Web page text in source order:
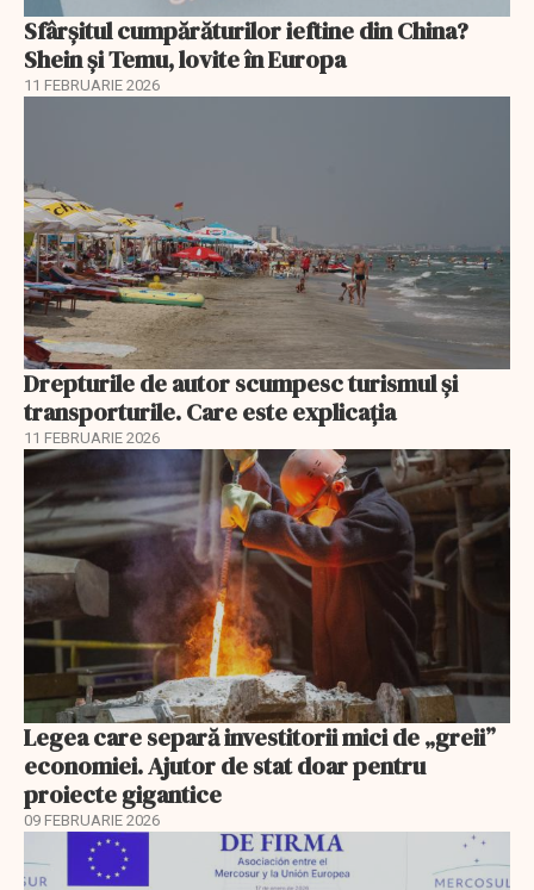
Sfârșitul cumpărăturilor ieftine din China?
Shein și Temu, lovite în Europa
11 FEBRUARIE 2026
Drepturile de autor scumpesc turismul și
transporturile. Care este explicația
11 FEBRUARIE 2026
Legea care separă investitorii mici de „greii”
economiei. Ajutor de stat doar pentru
proiecte gigantice
09 FEBRUARIE 2026